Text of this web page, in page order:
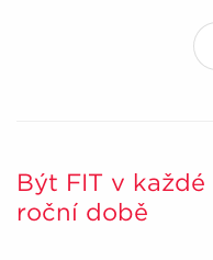
Být FIT v každé
roční době